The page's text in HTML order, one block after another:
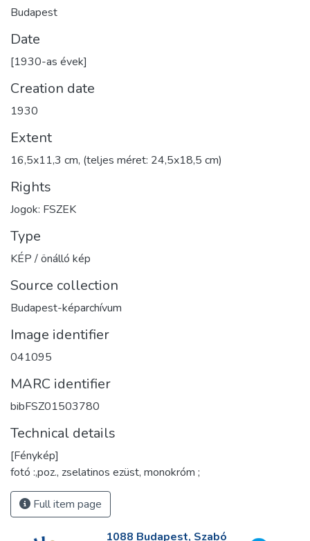
Budapest
Date
[1930-as évek]
Creation date
1930
Extent
16,5x11,3 cm, (teljes méret: 24,5x18,5 cm)
Rights
Jogok: FSZEK
Type
KÉP / önálló kép
Source collection
Budapest-képarchívum
Image identifier
041095
MARC identifier
bibFSZ01503780
Technical details
[Fénykép]
fotó :,poz., zselatinos ezüst, monokróm ;
Full item page
1088 Budapest, Szabó